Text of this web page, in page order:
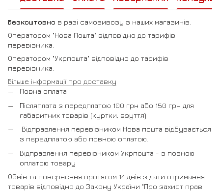
Безкоштовно в разі самовивозу з наших магазинів.
Оператором "Нова Пошта" відповідно до тарифів
перевізника.
Оператором "Укрпошта" відповідно до тарифів
перевізника.
Більше інформації про доставку
Повна оплата
Післяплата з передплатою 100 грн або 150 грн для
габаритних товарів (куртки, взуття)
Відправлення перевізником Нова пошта відбувається
з передплатою або повною оплатою.
Відправлення перевізником Укрпошта - з повною
оплатою товару
Обмін та повернення протягом 14 днів з дати отримання
товарів відповідно до Закону України "Про захист прав